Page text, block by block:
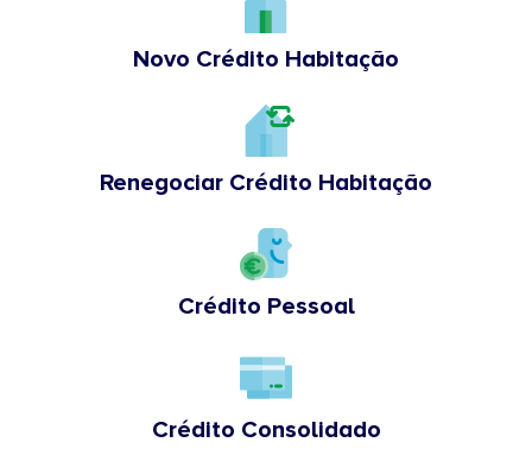
Novo Crédito Habitação
Renegociar Crédito Habitação
Crédito Pessoal
Crédito Consolidado